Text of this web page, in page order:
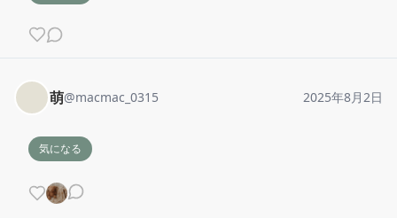
萌@macmac_0315 2025年8月2日
気になる